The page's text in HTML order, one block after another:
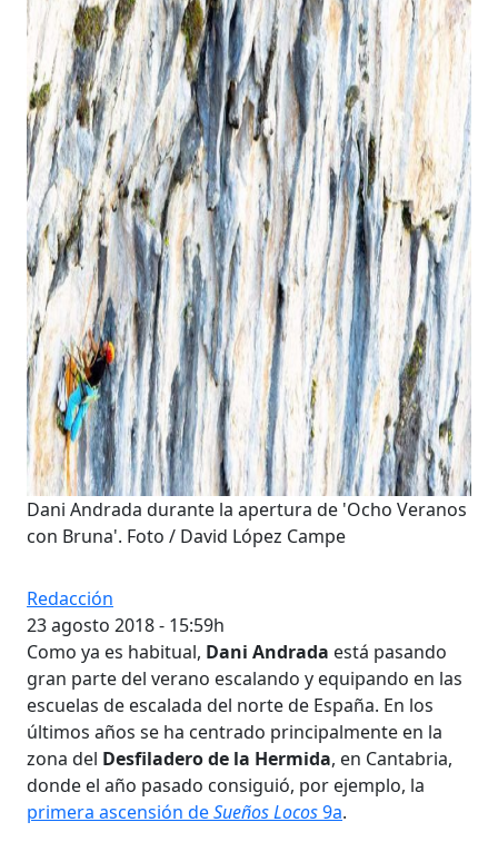
Dani Andrada durante la apertura de 'Ocho Veranos
con Bruna'. Foto / David López Campe
Redacción
23 agosto 2018 - 15:59h
Como ya es habitual, Dani Andrada está pasando
gran parte del verano escalando y equipando en las
escuelas de escalada del norte de España. En los
últimos años se ha centrado principalmente en la
zona del Desfiladero de la Hermida, en Cantabria,
donde el año pasado consiguió, por ejemplo, la
primera ascensión deSueños Locos9a.